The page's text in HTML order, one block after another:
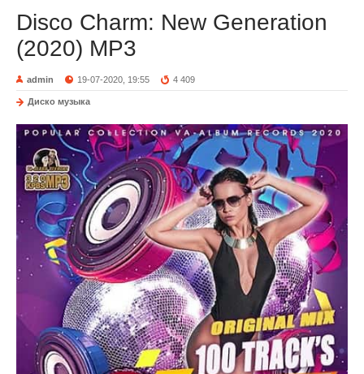
Disco Charm: New Generation
(2020) MP3
admin 19-07-2020, 19:55 4 409
Диско музыка